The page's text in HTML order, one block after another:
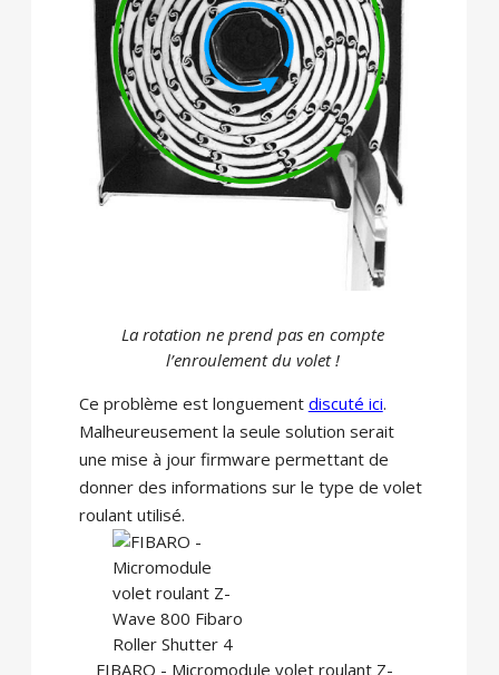
La rotation ne prend pas en compte
l’enroulement du volet !
Ce problème est longuement discuté ici.
Malheureusement la seule solution serait
une mise à jour firmware permettant de
donner des informations sur le type de volet
roulant utilisé.
FIBARO - Micromodule volet roulant Z-